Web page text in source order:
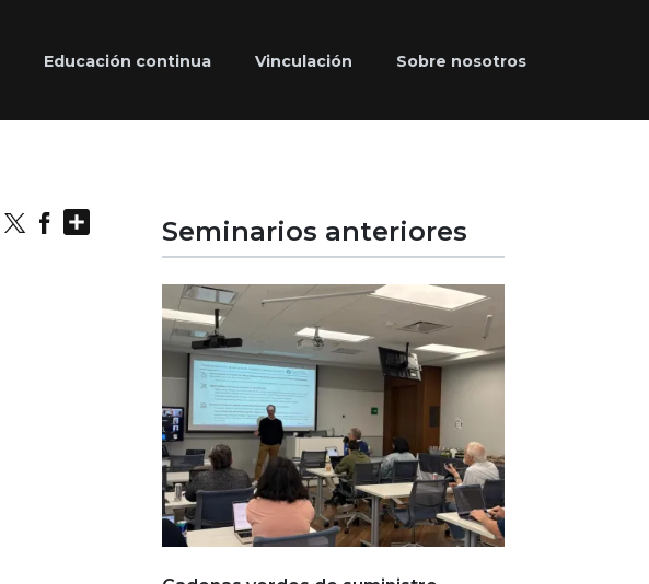
Educación continua Vinculación Sobre nosotros
Seminarios anteriores